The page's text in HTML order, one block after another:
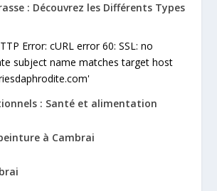
: Découvrez les Différents Types
Error: cURL error 60: SSL: no
subject name matches target host
: Santé et alimentation
à Cambrai